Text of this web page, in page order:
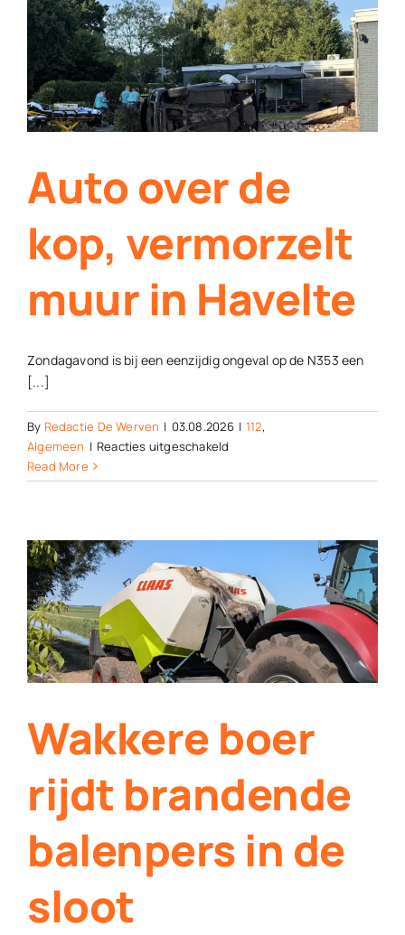
Contact
Plaats je eigen nieuws
Auto over de
kop, vermorzelt
muur in Havelte
Zondagavond is bij een eenzijdig ongeval op de N353 een
[...]
By Redactie De Werven | 03.08.2026 | 112,
Algemeen | Reacties uitgeschakeld
over
vermorzelt
in
Havelte
Read More
Wakkere boer
rijdt brandende
balenpers in de
sloot